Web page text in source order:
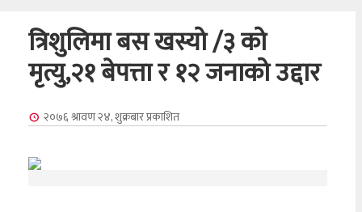
त्रिशुलिमा बस खस्यो /३ को
मृत्यु,२१ बेपत्ता र १२ जनाको उद्दार
२०७६ श्रावण २४, शुक्रबारप्रकाशित